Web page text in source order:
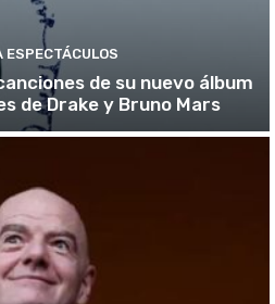
ESPECTÁCULOS
de su nuevo álbum
de Drake y Bruno Mars